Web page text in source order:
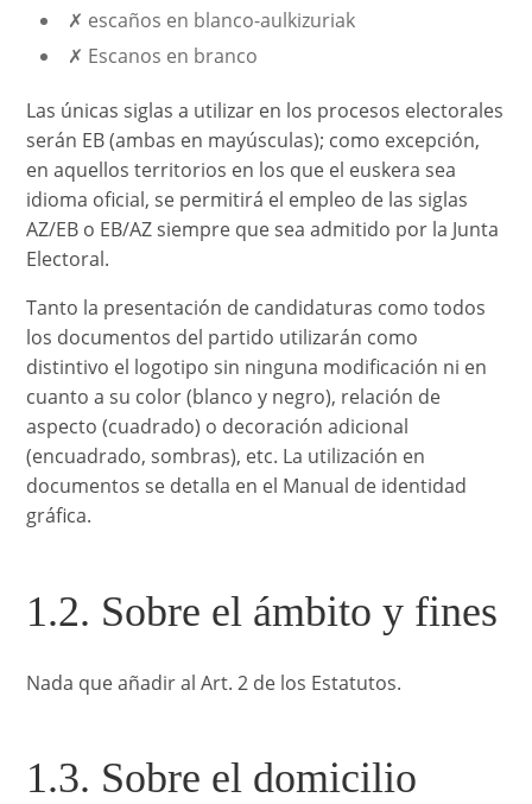
✗ escaños en blanco-aulkizuriak
✗ Escanos en branco
Las únicas siglas a utilizar en los procesos electorales
serán EB (ambas en mayúsculas); como excepción,
en aquellos territorios en los que el euskera sea
idioma oficial, se permitirá el empleo de las siglas
AZ/EB o EB/AZ siempre que sea admitido por la Junta
Electoral.
Tanto la presentación de candidaturas como todos
los documentos del partido utilizarán como
distintivo el logotipo sin ninguna modificación ni en
cuanto a su color (blanco y negro), relación de
aspecto (cuadrado) o decoración adicional
(encuadrado, sombras), etc. La utilización en
documentos se detalla en el Manual de identidad
gráfica.
1.2. Sobre el ámbito y fines
Nada que añadir al Art. 2 de los Estatutos.
1.3. Sobre el domicilio